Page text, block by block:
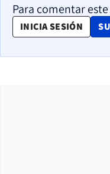
Para comentar
INICIA SESIÓN